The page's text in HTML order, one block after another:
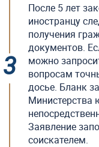
После 5 лет
иностранцу
получения
документов.
можно
вопросам
досье. Бланк
Министерства
Заявление
соискателем.